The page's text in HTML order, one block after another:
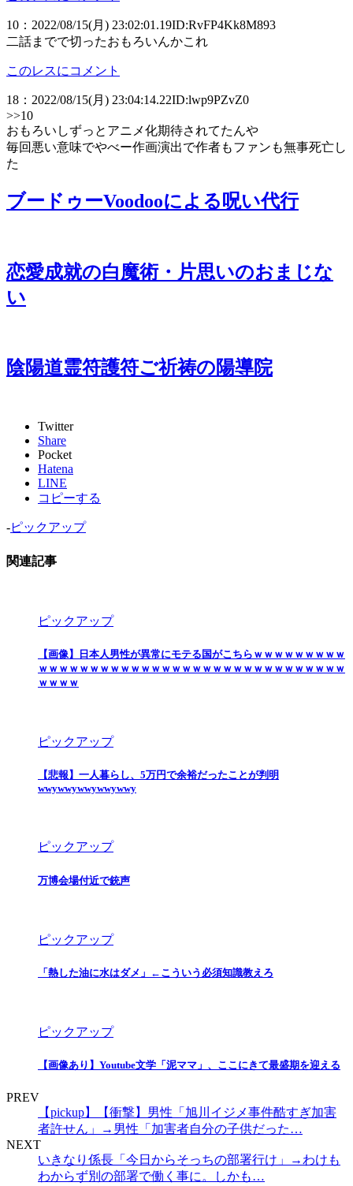
10 ： 2022/08/15(月) 23:02:01.19ID:RvFP4Kk8M893
二話までで切ったおもろいんかこれ
このレスにコメント
18 ： 2022/08/15(月) 23:04:14.22ID:lwp9PZvZ0
>>10
おもろいしずっとアニメ化期待されてたんや
毎回悪い意味でやべー作画演出で作者もファンも無事死亡し
た
ブードゥーVoodooによる呪い代行
恋愛成就の白魔術・片思いのおまじな
い
陰陽道霊符護符ご祈祷の陽導院
Twitter
Share
Pocket
Hatena
LINE
コピーする
-ピックアップ
関連記事
ピックアップ
【画像】日本人男性が異常にモテる国がこちらｗｗｗｗｗｗｗｗｗ
ｗｗｗｗｗｗｗｗｗｗｗｗｗｗｗｗｗｗｗｗｗｗｗｗｗｗｗｗｗｗ
ｗｗｗｗ
ピックアップ
【悲報】一人暮らし、5万円で余裕だったことが判明
wwywwywwywwywwy
ピックアップ
万博会場付近で銃声
ピックアップ
「熱した油に水はダメ」←こういう必須知識教えろ
ピックアップ
【画像あり】Youtube文学「泥ママ」、ここにきて最盛期を迎える
PREV
【pickup】【衝撃】男性「旭川イジメ事件酷すぎ加害
者許せん」→男性「加害者自分の子供だった…
NEXT
いきなり係長「今日からそっちの部署行け」→わけも
わからず別の部署で働く事に。しかも…